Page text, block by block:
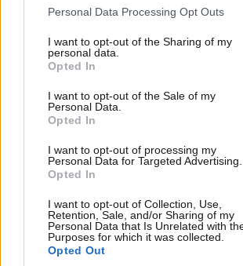
Please note that this website/app uses one
not limited to your visit or usage behaviour.
grant or deny consent to Google and its
use your data for below specified purposes
consent section.
Personal Data Processing Opt Outs
I want to opt-out of the Sharing of my
personal data.
Opted In
I want to opt-out of the Sale of my
Personal Data.
Opted In
I want to opt-out of processing my
Personal Data for Targeted Advertising.
Opted In
I want to opt-out of Collection, Use,
Retention, Sale, and/or Sharing of my
Personal Data that Is Unrelated with
Purposes for which it was collected.
Opted Out
ευρώ για την Ενέργεια έως το